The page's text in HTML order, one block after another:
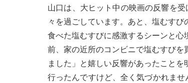
山口は、大ヒット中の映画の反響を
々を過ごしています。あと、塩むす
食べた塩むすびに感激するシーンと
前、家の近所のコンビニで塩むすび
ました」と嬉しい反響があったこと
行ったんですけど、全く気づかれま